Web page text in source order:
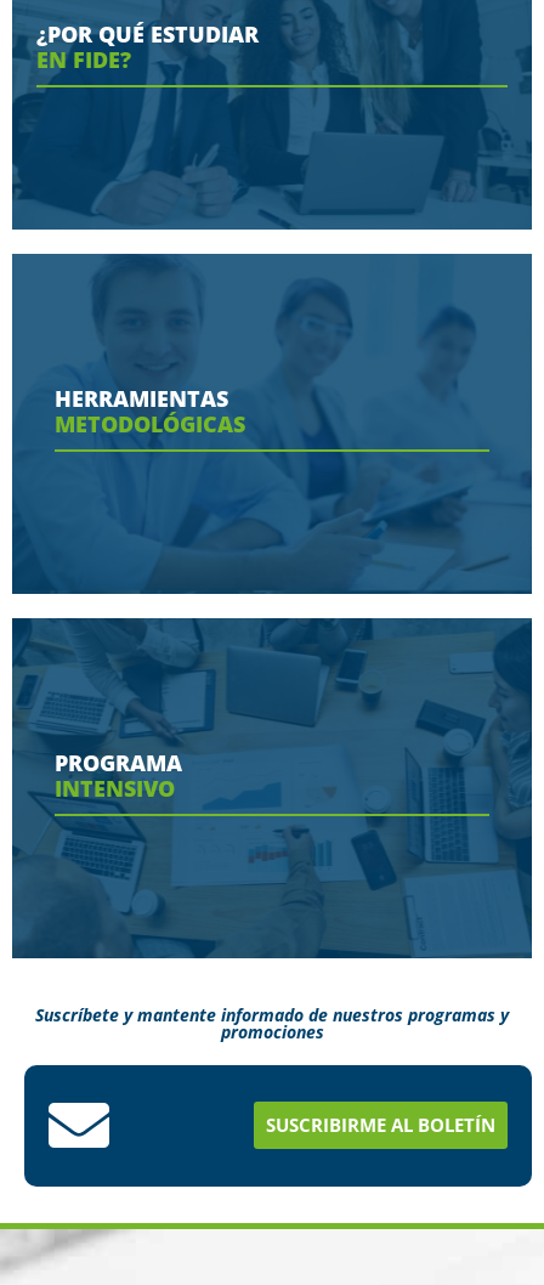
¿POR QUÉ ESTUDIAR
EN FIDE?
Conoce aquí las razones porque nos eligen
Ver más
HERRAMIENTAS
METODOLÓGICAS
Conoce aquí las herramientas con las que
contaras en tu programa
Ver más
PROGRAMA
INTENSIVO
estudios en menos tiempo
Suscríbete y mantente informado de nuestros programas y
promociones
SUSCRIBIRME AL BOLETÍN